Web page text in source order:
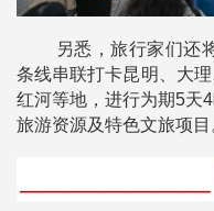
另悉，旅行家们还
条线串联打卡昆明、大
红河等地，进行为期5天
旅游资源及特色文旅项目